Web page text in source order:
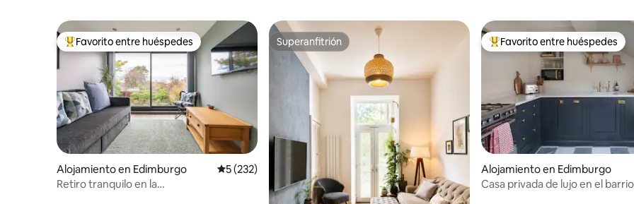
Favorito entre los huéspedes más destacados
Favorito entre huéspedes
Alojamiento en Edimburgo Calificación promedio: 5 de 5. 232 evaluaciones
5 (232)
Retiro tranquilo en la
Superanfitrión
Superanfitrión Favorito entre los huéspedes
Favorito entre huéspedes
Alojamiento en Edimburgo
Casa privada de lujo en el